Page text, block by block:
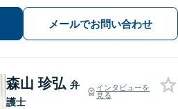
心感を持っていただくために、常に丁
寧なコミュニケーションを心がけてお
メールでお問い合わせ
森山 珍弘 弁
護士
インタビューを
見る